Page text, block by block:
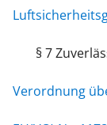
§ 7
Verordnung